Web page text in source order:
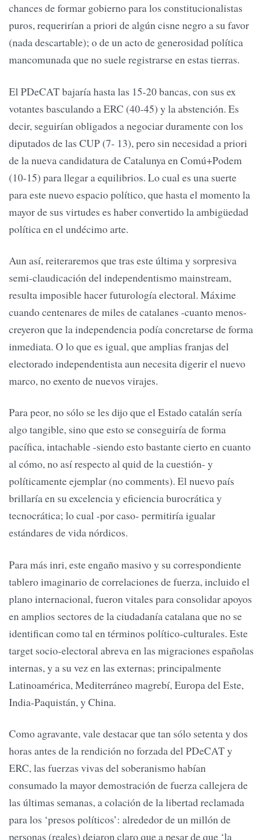
chances de formar gobierno para los constitucionalistas
puros, requerirían a priori de algún cisne negro a su favor
(nada descartable); o de un acto de generosidad política
mancomunada que no suele registrarse en estas tierras.
El PDeCAT bajaría hasta las 15-20 bancas, con sus ex
votantes basculando a ERC (40-45) y la abstención. Es
decir, seguirían obligados a negociar duramente con los
diputados de las CUP (7- 13), pero sin necesidad a priori
de la nueva candidatura de Catalunya en Comú+Podem
(10-15) para llegar a equilibrios. Lo cual es una suerte
para este nuevo espacio político, que hasta el momento la
mayor de sus virtudes es haber convertido la ambigüedad
política en el undécimo arte.
Aun así, reiteraremos que tras este última y sorpresiva
semi-claudicación del independentismo mainstream,
resulta imposible hacer futurología electoral. Máxime
cuando centenares de miles de catalanes -cuanto menos-
creyeron que la independencia podía concretarse de forma
inmediata. O lo que es igual, que amplias franjas del
electorado independentista aun necesita digerir el nuevo
marco, no exento de nuevos virajes.
Para peor, no sólo se les dijo que el Estado catalán sería
algo tangible, sino que esto se conseguiría de forma
pacífica, intachable -siendo esto bastante cierto en cuanto
al cómo, no así respecto al quid de la cuestión- y
políticamente ejemplar (no comments). El nuevo país
brillaría en su excelencia y eficiencia burocrática y
tecnocrática; lo cual -por caso- permitiría igualar
estándares de vida nórdicos.
Para más inri, este engaño masivo y su correspondiente
tablero imaginario de correlaciones de fuerza, incluido el
plano internacional, fueron vitales para consolidar apoyos
en amplios sectores de la ciudadanía catalana que no se
identifican como tal en términos político-culturales. Este
target socio-electoral abreva en las migraciones españolas
internas, y a su vez en las externas; principalmente
Latinoamérica, Mediterráneo magrebí, Europa del Este,
India-Paquistán, y China.
Como agravante, vale destacar que tan sólo setenta y dos
horas antes de la rendición no forzada del PDeCAT y
ERC, las fuerzas vivas del soberanismo habían
consumado la mayor demostración de fuerza callejera de
las últimas semanas, a colación de la libertad reclamada
para los ‘presos políticos’: alrededor de un millón de
personas (reales) dejaron claro que a pesar de que ‘la